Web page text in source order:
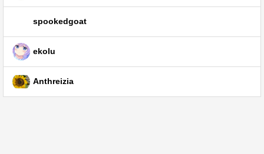
spookedgoat
ekolu
Anthreizia